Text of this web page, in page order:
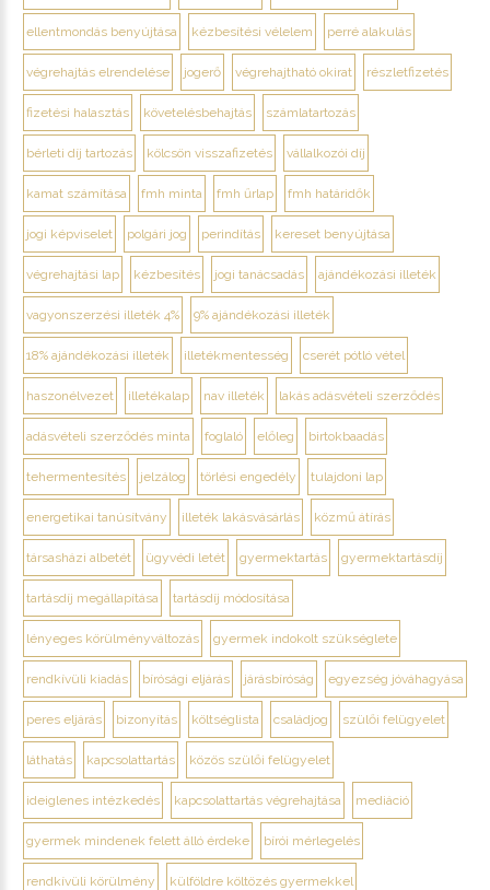
ellentmondás benyújtása kézbesítési vélelem perré alakulás
végrehajtás elrendelése jogerő végrehajtható okirat részletfizetés
fizetési halasztás követelésbehajtás számlatartozás
bérleti díj tartozás kölcsön visszafizetés vállalkozói díj
kamat számítása fmh minta fmh űrlap fmh határidők
jogi képviselet polgári jog perindítás kereset benyújtása
végrehajtási lap kézbesítés jogi tanácsadás ajándékozási illeték
vagyonszerzési illeték 4% 9% ajándékozási illeték
18% ajándékozási illeték illetékmentesség cserét pótló vétel
haszonélvezet illetékalap nav illeték lakás adásvételi szerződés
adásvételi szerződés minta foglaló előleg birtokbaadás
tehermentesítés jelzálog törlési engedély tulajdoni lap
energetikai tanúsítvány illeték lakásvásárlás közmű átírás
társasházi albetét ügyvédi letét gyermektartás gyermektartásdíj
tartásdíj megállapítása tartásdíj módosítása
lényeges körülményváltozás gyermek indokolt szükséglete
rendkívüli kiadás bírósági eljárás járásbíróság egyezség jóváhagyása
peres eljárás bizonyítás költséglista családjog szülői felügyelet
láthatás kapcsolattartás közös szülői felügyelet
ideiglenes intézkedés kapcsolattartás végrehajtása mediáció
gyermek mindenek felett álló érdeke bírói mérlegelés
rendkívüli körülmény külföldre költözés gyermekkel